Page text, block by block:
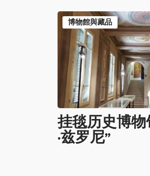
博物館與藏品
挂毯历史博物
·兹罗尼”